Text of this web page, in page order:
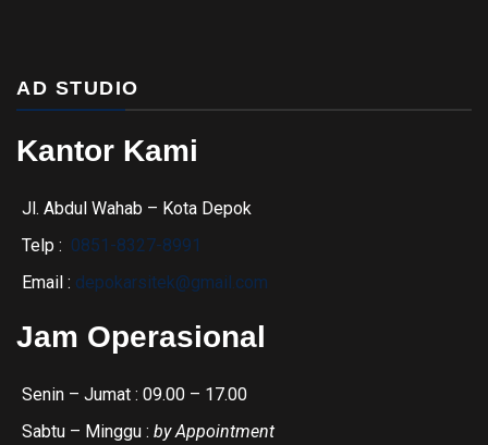
AD STUDIO
Kantor Kami
Jl. Abdul Wahab – Kota Depok
Telp : 0851-8327-8991
Email : depokarsitek@gmail.com
Jam Operasional
Senin – Jumat : 09.00 – 17.00
Sabtu – Minggu : by Appointment